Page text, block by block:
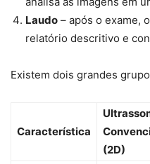
Laudo – após o exame,
relatório descritivo e
Existem dois grandes
Característica
(2D)